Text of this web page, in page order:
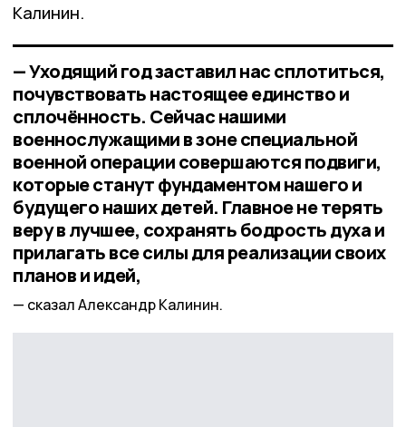
Калинин.
— Уходящий год заставил нас сплотиться,
почувствовать настоящее единство и
сплочённость. Сейчас нашими
военнослужащими в зоне специальной
военной операции совершаются подвиги,
которые станут фундаментом нашего и
будущего наших детей. Главное не терять
веру в лучшее, сохранять бодрость духа и
прилагать все силы для реализации своих
планов и идей,
сказал Александр Калинин.